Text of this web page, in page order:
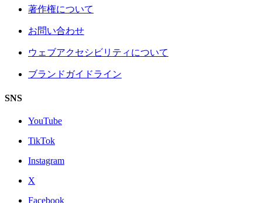
著作権について
お問い合わせ
ウェブアクセシビリティについて
ブランドガイドライン
SNS
YouTube
TikTok
Instagram
X
Facebook